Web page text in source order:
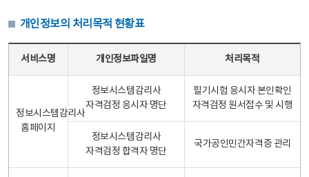
개인정보의 처리목적 현황표
서비스명 개인정보파일명 처리목적
정보시스템감리사
홈페이지
정보시스템감리사
자격검정 응시자 명단
필기시험 응시자 본인확인
자격검정 원서접수 및 시행
정보시스템감리사
자격검정 합격자 명단
국가공인민간자격증 관리